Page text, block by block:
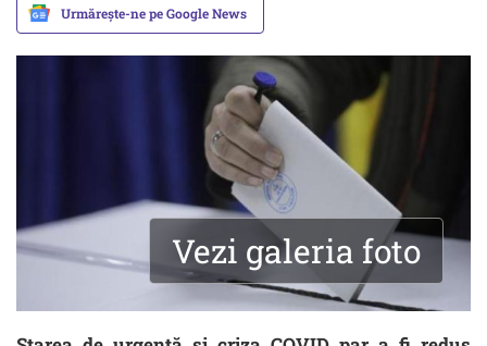
Urmărește-ne pe Google News
Vezi galeria foto